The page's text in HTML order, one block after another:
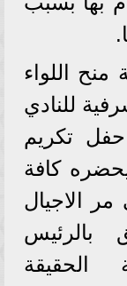
اللواء
للنادي
تكريم
كافة
الاجيال
بالرئيس
الحقيقة